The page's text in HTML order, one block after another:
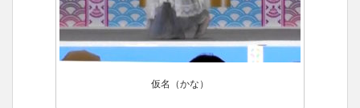
仮名（かな）